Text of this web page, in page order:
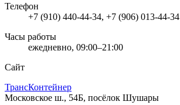
Телефон
+7 (910) 440-44-34, +7 (906) 013-44-34
Часы работы
ежедневно, 09:00–21:00
Сайт
ТрансКонтейнер
Московское ш., 54Б, посёлок Шушары